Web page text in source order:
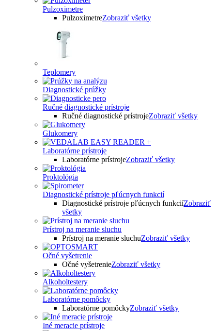
Pulzoximetre
PulzoximetreZobraziť všetky
Teplomery
Diagnostické prúžky
Ručné diagnostické prístroje
Ručné diagnostické prístrojeZobraziť všetky
Glukomery
Laboratórne prístroje
Laboratórne prístrojeZobraziť všetky
Proktológia
Diagnostické prístroje pľúcnych funkcií
Diagnostické prístroje pľúcnych funkciíZobraziť
všetky
Prístroj na meranie sluchu
Prístroj na meranie sluchuZobraziť všetky
Očné vyšetrenie
Očné vyšetrenieZobraziť všetky
Alkoholtestery
Laboratórne pomôcky
Laboratórne pomôckyZobraziť všetky
Iné meracie prístroje